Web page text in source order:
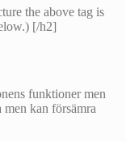
the above tag is
[/h2]
funktioner men
kan försämra